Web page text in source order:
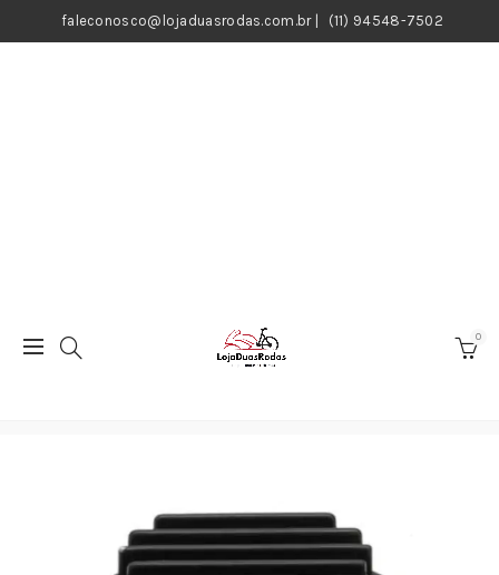
faleconosco@lojaduasrodas.com.br| (11) 94548-7502
0